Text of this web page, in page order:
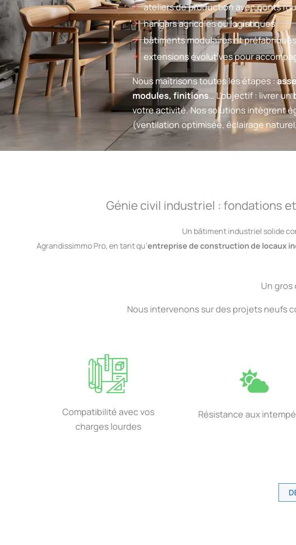
ateliers de production avec ponts
hangars agricoles ou logistiques
bâtiments modulaires et préfabriqués
extensions évolutives pour
Nous maîtrisons toutes les étapes :
modules, finitions… L’objectif : livrer un
votre activité. Nos solutions intègrent
(ventilation optimisée, éclairage
Génie civil industriel : fondations
Un bâtiment industriel solide
Agrandissimmo Pro, en tant qu’entreprise de construction de locaux
Un
Nous intervenons sur des projets neufs
Compatibilité avec vos
charges lourdes
Résistance aux